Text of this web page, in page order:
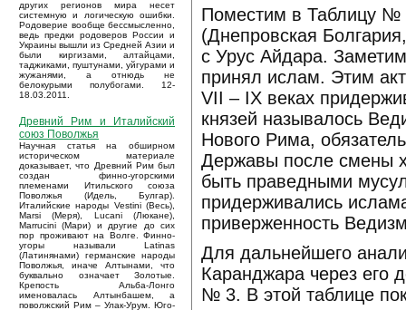
других регионов мира несет
системную и логическую ошибки.
Родоверие вообще бессмысленно,
ведь предки родоверов России и
Украины вышли из Средней Азии и
были киргизами, алтайцами,
таджиками, пуштунами, уйгурами и
жужанями, а отнюдь не
белокурыми полубогами. 12-
18.03.2011.
Древний Рим и Италийский
союз Поволжья
Научная статья на обширном
историческом материале
доказывает, что Древний Рим был
создан финно-угорскими
племенами Итильского союза
Поволжья (Идель, Булгар).
Италийские народы Vestini (Весь),
Marsi (Меря), Lucani (Люкане),
Marrucini (Мари) и другие до сих
пор проживают на Волге. Финно-
угоры называли Latinas
(Латинянами) германские народы
Поволжья, иначе Алтынами, что
буквально означает Золотые.
Крепость Альба-Лонго
именовалась Алтынбашем, а
поволжский Рим – Улак-Урум. Юго-
Поместим в Таблицу №
(Днепровская
с Урус Айдара.
принял ислам. Этим
VII – IX веках
князей называлось
Нового Рима,
Державы после смены
быть праведными
придерживались
приверженность
Для дальнейшего
Каранджара через его
№ 3. В этой таблице